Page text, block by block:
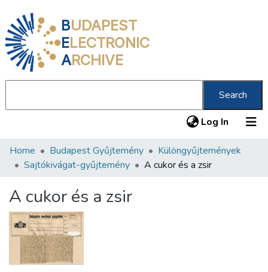
BUDAPEST
ELECTRONIC
ARCHIVE
Search
Log In (current)
Communities & Collections
Statistics
About us
Home Budapest Gyűjtemény
Különgyűjtemények
Sajtókivágat-gyűjtemény
A cukor és a zsir
A cukor és a zsir